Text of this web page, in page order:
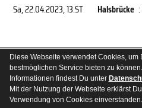
Sa, 22.04.2023, 13.ST Halsbrücke :
©
Impressum Fotos
Diese Webseite verwendet Cookies, um
bestmöglichen Service bieten zu
Informationen findest Du unter
Mit der Nutzung der Webseite erklärst
Verwendung von Cookies einverstanden.